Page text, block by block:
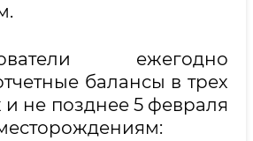
ежегодно
балансы в трех
и не позднее 5 февраля